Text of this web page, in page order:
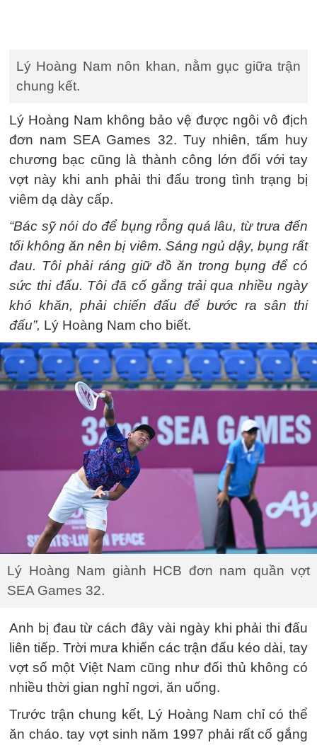
Lý Hoàng Nam nôn khan, nằm gục giữa trận
chung kết.
Lý Hoàng Nam không bảo vệ được ngôi vô địch
đơn nam SEA Games 32. Tuy nhiên, tấm huy
chương bạc cũng là thành công lớn đối với tay
vợt này khi anh phải thi đấu trong tình trạng bị
viêm dạ dày cấp.
“Bác sỹ nói do để bụng rỗng quá lâu, từ trưa đến
tối không ăn nên bị viêm. Sáng ngủ dậy, bụng rất
đau. Tôi phải ráng giữ đồ ăn trong bụng để có
sức thi đấu. Tôi đã cố gắng trải qua nhiều ngày
khó khăn, phải chiến đấu để bước ra sân thi
đấu”, Lý Hoàng Nam cho biết.
Lý Hoàng Nam giành HCB đơn nam quần vợt
SEA Games 32.
Anh bị đau từ cách đây vài ngày khi phải thi đấu
liên tiếp. Trời mưa khiến các trận đấu kéo dài, tay
vợt số một Việt Nam cũng như đối thủ không có
nhiều thời gian nghỉ ngơi, ăn uống.
Trước trận chung kết, Lý Hoàng Nam chỉ có thể
ăn cháo. tay vợt sinh năm 1997 phải rất cố gắng